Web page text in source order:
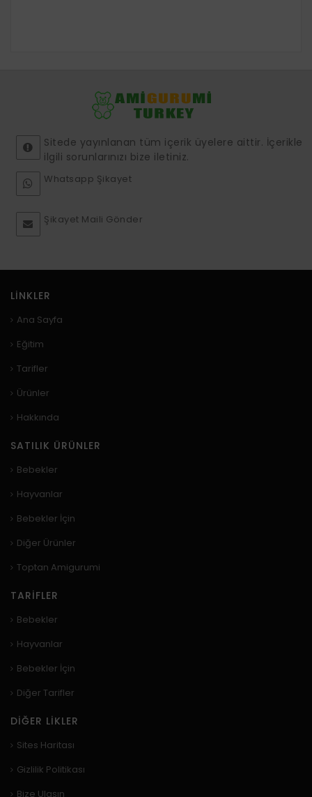
Sitede yayınlanan tüm içerik üyelere aittir. İçerikle
ilgili sorunlarınızı bize iletiniz.
Whatsapp Şikayet
Şikayet Maili Gönder
LINKLER
Ana Sayfa
Eğitim
Tarifler
Ürünler
Hakkında
SATILIK ÜRÜNLER
Bebekler
Hayvanlar
Bebekler İçin
Diğer Ürünler
Toptan Amigurumi
TARIFLER
Bebekler
Hayvanlar
Bebekler İçin
Diğer Tarifler
DIĞER LIKLER
Sites Haritası
Gizlilik Politikası
Bize Ulaşın